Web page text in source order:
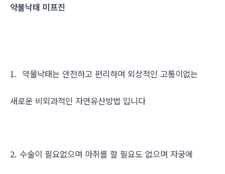
약물낙태 미프진
1. 약물낙태는 안전하고 편리하며 외상적인 고통이없는
새로운 비외과적인 자연유산방법 입니다
2. 수술이 필요없으며 마취를 할 필요도 없으며 자궁에